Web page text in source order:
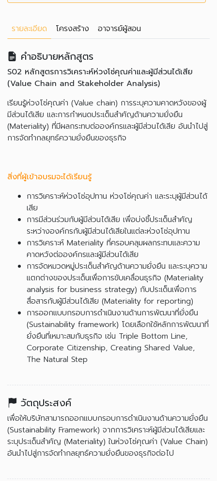
รายละเอียด โครงสร้าง อาจารย์ผู้สอน
คำอธิบายหลักสูตร
S02 หลักสูตรการวิเคราะห์ห่วงโซ่คุณค่าและผู้มีส่วนได้เสีย
(Value Chain and Stakeholder Analysis)
เรียนรู้ห่วงโซ่คุณค่า (Value chain) การระบุความคาดหวังของผู้
มีส่วนได้เสีย และการกำหนดประเด็นสำคัญด้านความยั่งยืน
(Materiality) ที่มีผลกระทบต่อองค์กรและผู้มีส่วนได้เสีย อันนำไปสู่
การจัดทำกลยุทธ์ความยั่งยืนของธุรกิจ
สิ่งที่ผู้เข้าอบรมจะได้เรียนรู้
การวิเคราะห์ห่วงโซ่อุปทาน ห่วงโซ่คุณค่า และระบุผู้มีส่วนได้
เสีย
การมีส่วนร่วมกับผู้มีส่วนได้เสีย เพื่อบ่งชี้ประเด็นสำคัญ
ระหว่างองค์กรกับผู้มีส่วนได้เสียในแต่ละห่วงโซ่อุปทาน
การวิเคราะห์ Materiality ที่ครอบคลุมผลกระทบและความ
คาดหวังต่อองค์กรและผู้มีส่วนได้เสีย
การจัดหมวดหมู่ประเด็นสำคัญด้านความยั่งยืน และระบุความ
แตกต่างของประเด็นเพื่อการขับเคลื่อนธุรกิจ (Materiality
analysis for business strategy) กับประเด็นเพื่อการ
สื่อสารกับผู้มีส่วนได้เสีย (Materiality for reporting)
การออกแบบกรอบการดำเนินงานด้านการพัฒนาที่ยั่งยืน
(Sustainability framework) โดยเลือกใช้หลักการพัฒนาที่
ยั่งยืนที่เหมาะสมกับธุรกิจ เช่น Triple Bottom Line,
Corporate Citizenship, Creating Shared Value,
The Natural Step
วัตถุประสงค์
เพื่อให้บริษัทสามารถออกแบบกรอบการดำเนินงานด้านความยั่งยืน
(Sustainability Framework) จากการวิเคราะห์ผู้มีส่วนได้เสียและ
ระบุประเด็นสำคัญ (Materiality) ในห่วงโซ่คุณค่า (Value Chain)
อันนำไปสู่การจัดทำกลยุทธ์ความยั่งยืนของธุรกิจต่อไป